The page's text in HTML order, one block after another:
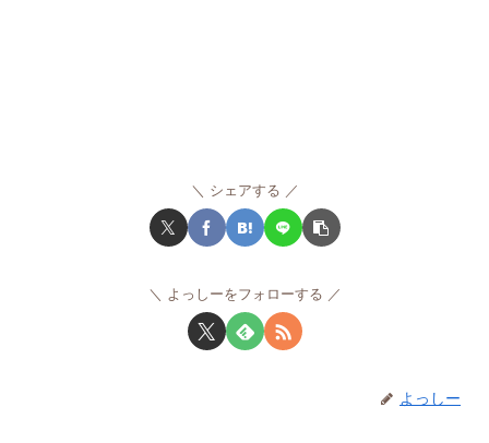
シェアする
よっしーをフォローする
よっしー